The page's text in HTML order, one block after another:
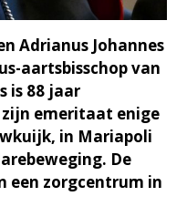
Adrianus Johannes
aartsbisschop van
is 88 jaar
emeritaat enige
in Mariapoli
De
een zorgcentrum in